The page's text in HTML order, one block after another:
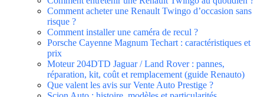
Comment acheter une Renault Twingo d’occasion sans
risque ?
Comment installer une caméra de recul ?
Porsche Cayenne Magnum Techart : caractéristiques et
prix
Moteur 204DTD Jaguar / Land Rover : pannes,
réparation, kit, coût et remplacement (guide Renauto)
Que valent les avis sur Vente Auto Prestige ?